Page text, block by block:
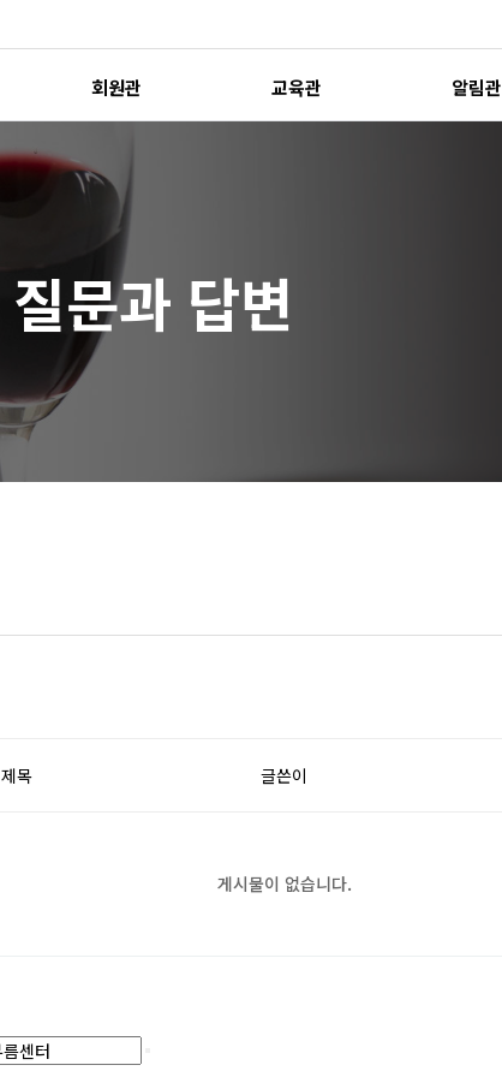
회원관 교육관 알림관
질문과 답변
제목 글쓴이
게시물이 없습니다.